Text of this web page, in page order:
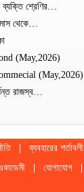
শ্রেণির…
থেকে…
(May,2026)
(May,2026)
রাজস্ব…
ব্যবহারের শর্তাবলী
যোগাযোগ